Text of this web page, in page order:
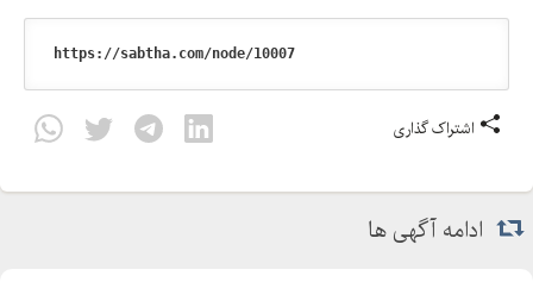
اشتراک گذاری
ادامه آگهی ها